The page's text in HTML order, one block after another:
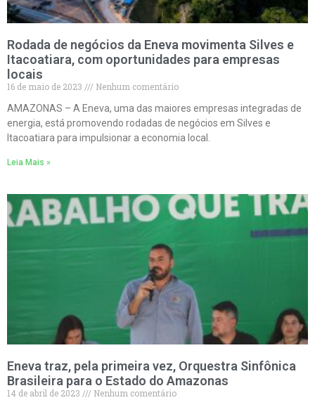
Rodada de negócios da Eneva movimenta Silves e
Itacoatiara, com oportunidades para empresas
locais
16 de maio de 2023
Nenhum comentário
AMAZONAS – A Eneva, uma das maiores empresas integradas de
energia, está promovendo rodadas de negócios em Silves e
Itacoatiara para impulsionar a economia local.
Leia Mais »
Eneva traz, pela primeira vez, Orquestra Sinfônica
Brasileira para o Estado do Amazonas
14 de abril de 2023
Nenhum comentário